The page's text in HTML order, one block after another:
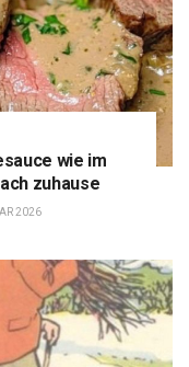
wie im
zuhause
2026